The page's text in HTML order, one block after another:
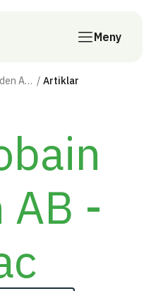
Meny
Saint Gobain Sweden AB - Scanspac Artiklar
AB -